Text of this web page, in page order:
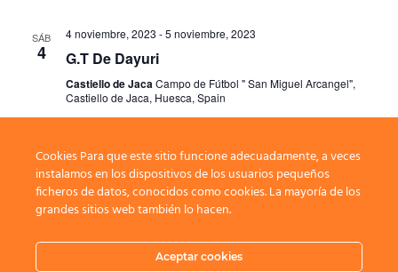
SÁB
4
4 noviembre, 2023 -5 noviembre, 2023
G.T De Dayuri
Castiello de JacaCampo de Fútbol " San Miguel Arcangel",
Castiello de Jaca, Huesca, Spain
Eventos
anterior(es) Hoy Eventos
siguiente(s)
Cookies Para que este sitio funcione adecuadamente, a veces
instalamos en los dispositivos de los usuarios pequeños
ficheros de datos, conocidos como cookies. La mayoría de los
grandes sitios web también lo hacen.
Aceptar cookies